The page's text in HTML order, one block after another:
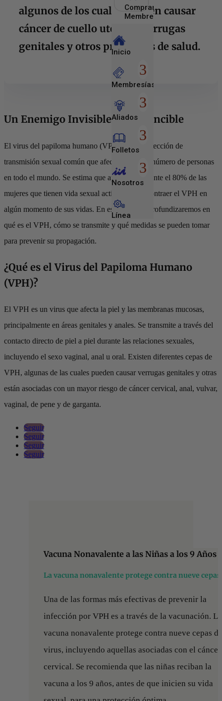
Comprar
Membresía
Inicio
Membresías
Aliados
Folletos
Nosotros
Línea
Empresarial
algunos de los cuales pueden causar
cáncer de cuello uterino, verrugas
genitales y otros problemas de salud.
Un Enemigo Invisible, Pero Vencible
El virus del papiloma humano (VPH) es una infección de
transmisión sexual común que afecta a un gran número de personas
en todo el mundo. Se estima que aproximadamente el 80% de las
mujeres que tienen vida sexual activa pueden contraer el VPH en
algún momento de sus vidas. En este artículo, profundizaremos en
qué es el VPH, cómo se transmite y qué medidas se pueden tomar
para prevenir su propagación.
¿Qué es el Virus del Papiloma Humano
(VPH)?
El VPH es un virus que afecta la piel y las membranas mucosas,
principalmente en áreas genitales y anales. Se transmite a través del
contacto directo de piel a piel durante las relaciones sexuales,
incluyendo el sexo vaginal, anal u oral. Existen diferentes cepas de
VPH, algunas de las cuales pueden causar verrugas genitales y otras
están asociadas con un mayor riesgo de cáncer cervical, anal, vulvar,
vaginal, de pene y de garganta.
Seguir
Seguir
Seguir
Seguir
Vacuna Nonavalente a las Niñas a los 9 Años
La vacuna nonavalente protege contra nueve cepas
Una de las formas más efectivas de prevenir la
infección por VPH es a través de la vacunación. La
vacuna nonavalente protege contra nueve cepas
virus, incluyendo aquellas asociadas con el cáncer
cervical. Se recomienda que las niñas reciban la
vacuna a los 9 años, antes de que inicien su vida